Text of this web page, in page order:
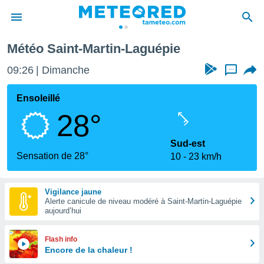
de
Météo Saint-Martin-Laguépie
09:26 Dimanche ...
Ensoleillé
28°
Sensation de 28°
Sud-est
10
23 km/h
Vigilance jaune
Alerte canicule de niveau modéré à Saint-Martin-Laguépie
aujourd’hui
Flash info
Encore de la chaleur !